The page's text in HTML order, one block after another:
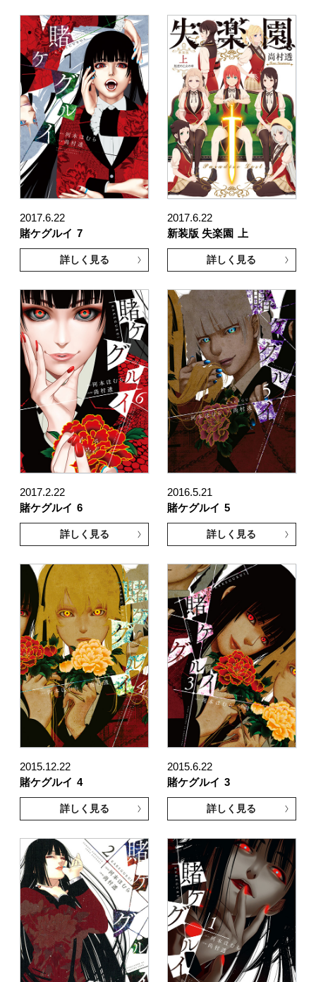
2017.6.22
賭ケグルイ 7
詳しく見る
2017.6.22
新装版 失楽園 上
詳しく見る
2017.2.22
賭ケグルイ 6
詳しく見る
2016.5.21
賭ケグルイ 5
詳しく見る
2015.12.22
賭ケグルイ 4
詳しく見る
2015.6.22
賭ケグルイ 3
詳しく見る